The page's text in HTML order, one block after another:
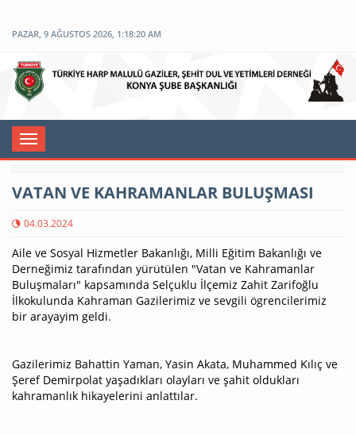
PAZAR, 9 AĞUSTOS 2026, 1:18:20 AM
Toggle
navigation
VATAN VE KAHRAMANLAR BULUŞMASI
04.03.2024
Aile ve Sosyal Hizmetler Bakanlığı, Milli Eğitim Bakanlığı ve
Derneğimiz tarafından yürütülen "Vatan ve Kahramanlar
Buluşmaları" kapsamında Selçuklu İlçemiz Zahit Zarifoğlu
İlkokulunda Kahraman Gazilerimiz ve sevgili ögrencilerimiz
bir arayayim geldi.
Gazilerimiz Bahattin Yaman, Yasin Akata, Muhammed Kılıç ve
Şeref Demirpolat yaşadıkları olayları ve şahit oldukları
kahramanlık hikayelerini anlattılar.